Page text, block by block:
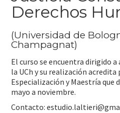
Derechos
(Universidad de
Champagnat)
El curso se encuentra dirigido a
la UCh y su realización
Especialización y Maestría que
mayo a noviembre.
Contacto: